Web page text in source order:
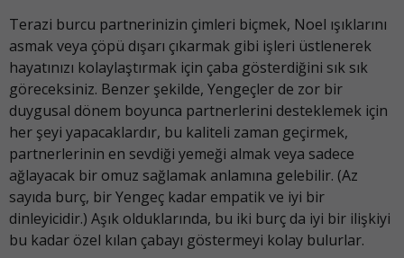
Terazi burcu partnerinizin çimleri biçmek, Noel ışıklarını
asmak veya çöpü dışarı çıkarmak gibi işleri üstlenerek
hayatınızı kolaylaştırmak için çaba gösterdiğini sık sık
göreceksiniz. Benzer şekilde, Yengeçler de zor bir
duygusal dönem boyunca partnerlerini desteklemek için
her şeyi yapacaklardır, bu kaliteli zaman geçirmek,
partnerlerinin en sevdiği yemeği almak veya sadece
ağlayacak bir omuz sağlamak anlamına gelebilir. (Az
sayıda burç, bir Yengeç kadar empatik ve iyi bir
dinleyicidir.) Aşık olduklarında, bu iki burç da iyi bir ilişkiyi
bu kadar özel kılan çabayı göstermeyi kolay bulurlar.